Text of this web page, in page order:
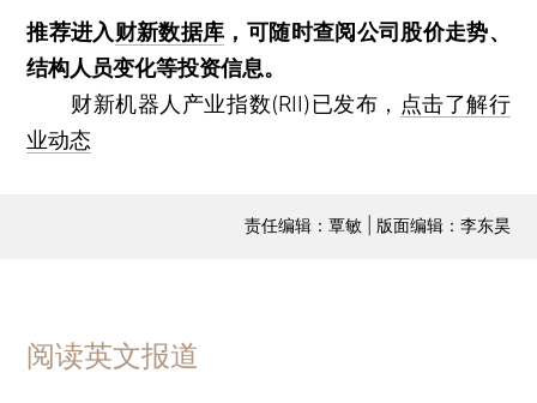
推荐进入财新数据库 ，可随时查阅公司股价走势、
结构人员变化等投资信息。
财新机器人产业指数(RII)已发布， 点击了解行
业动态
责任编辑：覃敏 | 版面编辑：李东昊
阅读英文报道